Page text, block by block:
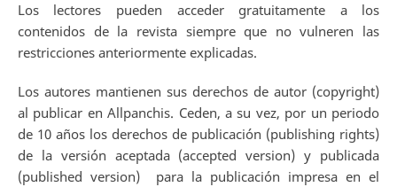
Los lectores pueden acceder gratuitamente a los
contenidos de la revista siempre que no vulneren las
restricciones anteriormente explicadas.
Los autores mantienen sus derechos de autor (copyright)
al publicar en Allpanchis. Ceden, a su vez, por un periodo
de 10 años los derechos de publicación (publishing rights)
de la versión aceptada (accepted version) y publicada
(published version) para la publicación impresa en el